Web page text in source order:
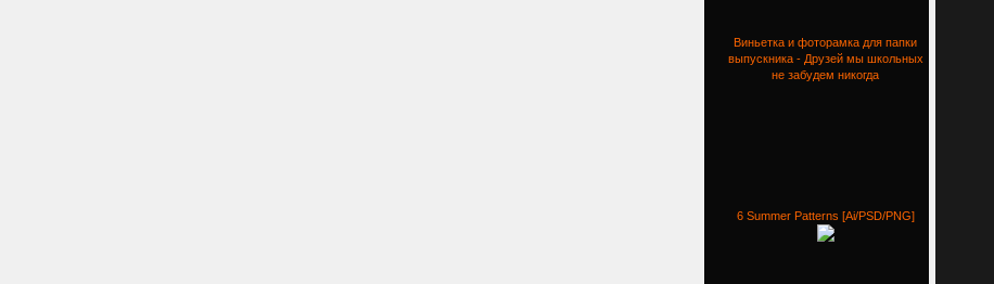
Виньетка и фоторамка для папки
выпускника - Друзей мы школьных
не забудем никогда
6 Summer Patterns [Ai/PSD/PNG]